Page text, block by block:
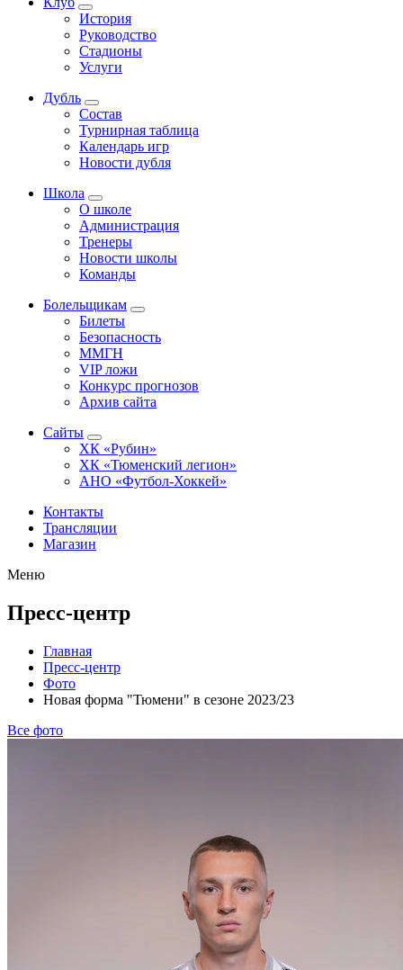
История
Руководство
Стадионы
Услуги
Дубль
Состав
Турнирная таблица
Календарь игр
Новости дубля
Школа
О школе
Администрация
Тренеры
Новости школы
Команды
Болельщикам
Билеты
Безопасность
ММГН
VIP ложи
Конкурс прогнозов
Архив сайта
Сайты
ХК «Рубин»
ХК «Тюменский легион»
АНО «Футбол-Хоккей»
Контакты
Трансляции
Магазин
Меню
Пресс-центр
Главная
Пресс-центр
Фото
Новая форма "Тюмени" в сезоне 2023/23
Все фото